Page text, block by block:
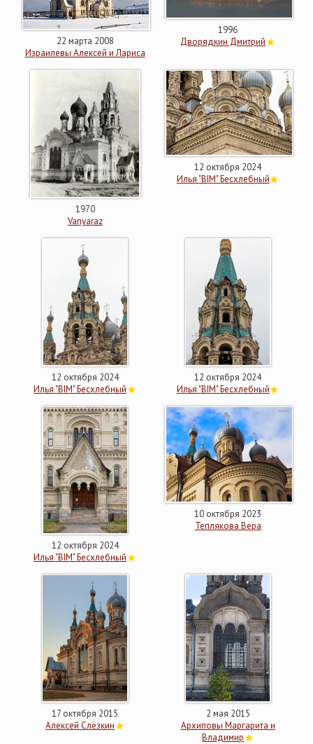
22 марта 2008
Израилевы Алексей и Лариса
1996
Дворядкин Дмитрий
1970
Vanyaraz
12 октября 2024
Илья "BIM" Бесхлебный
12 октября 2024
Илья "BIM" Бесхлебный
12 октября 2024
Илья "BIM" Бесхлебный
12 октября 2024
Илья "BIM" Бесхлебный
10 октября 2023
Теплякова Вера
17 октября 2015
Алексей Слёзкин
2 мая 2015
Архиповы Маргарита и
Владимир